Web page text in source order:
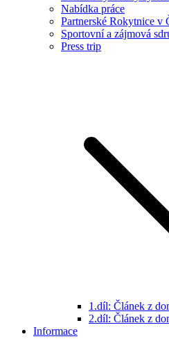
Nabídka práce
Partnerské Rokytnice v
Sportovní a zájmová
Press trip
1.díl: Článek z
2.díl: Článek z
Informace